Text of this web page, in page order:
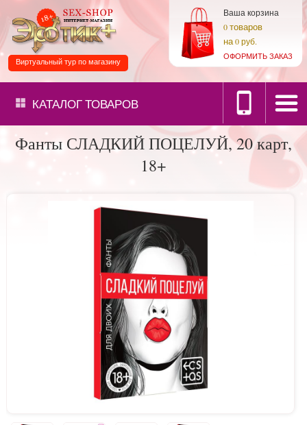
Ваша корзина
0товаров
на0 руб.
ОФОРМИТЬ ЗАКАЗ
Виртуальный тур по магазину
КАТАЛОГТОВАРОВ
Фанты СЛАДКИЙ ПОЦЕЛУЙ, 20 карт,
18+